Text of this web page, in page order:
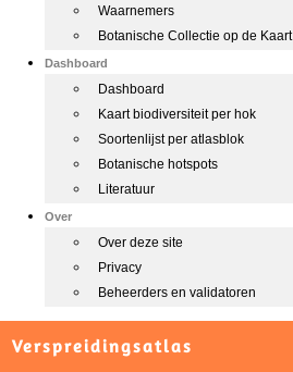
Waarnemers
Botanische Collectie op de Kaart
Dashboard
Dashboard
Kaart biodiversiteit per hok
Soortenlijst per atlasblok
Botanische hotspots
Literatuur
Over
Over deze site
Privacy
Beheerders en validatoren
Verspreidingsatlas